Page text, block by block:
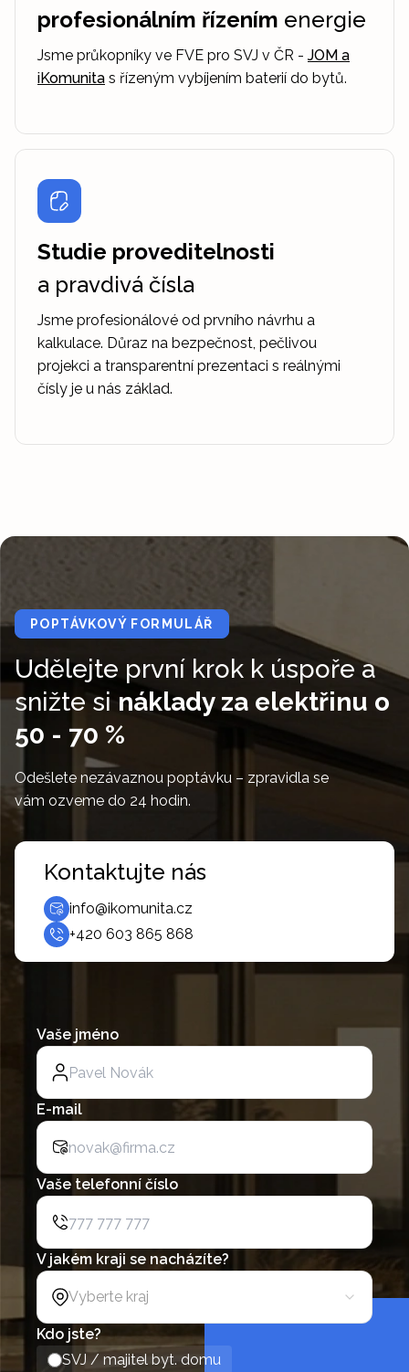
profesionálním řízením energie
Jsme průkopníky ve FVE pro SVJ v ČR - JOM a
iKomunita s řízeným vybíjením baterií do bytů.
Studie proveditelnosti
a pravdivá čísla
Jsme profesionálové od prvního návrhu a
kalkulace. Důraz na bezpečnost, pečlivou
projekci a transparentní prezentaci s reálnými
čísly je u nás základ.
POPTÁVKOVÝ FORMULÁŘ
Udělejte první krok k úspoře a
snižte si náklady za elektřinu o
50 - 70 %
Odešlete nezávaznou poptávku – zpravidla se
vám ozveme do 24 hodin.
Kontaktujte nás
info@ikomunita.cz
+420 603 865 868
Vaše jméno
E-mail
Vaše telefonní číslo
V jakém kraji se nacházíte?
Vyberte kraj
Kdo jste?
SVJ / majitel byt. domu